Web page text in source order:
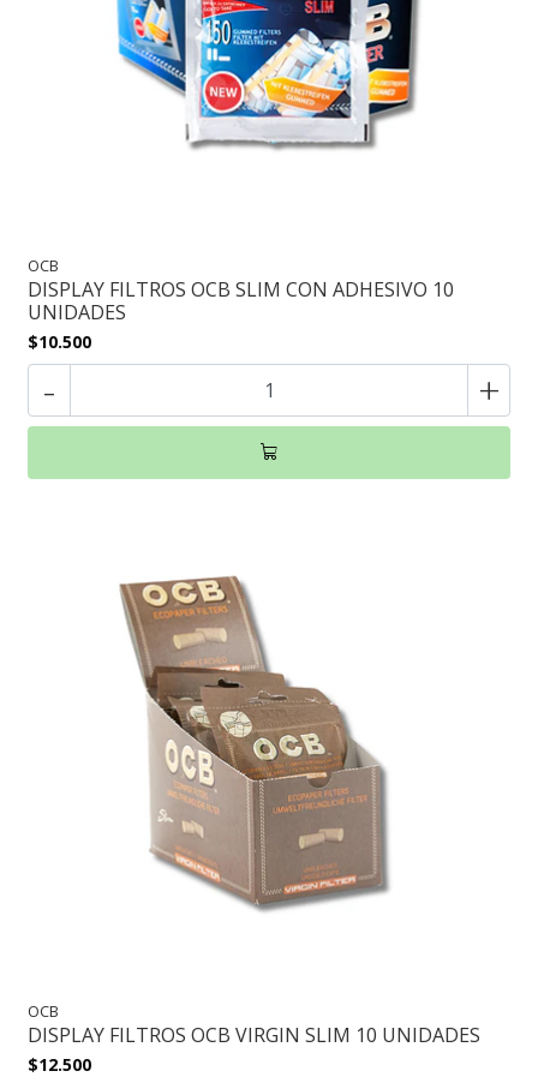
OCB
DISPLAY FILTROS OCB SLIM CON ADHESIVO 10
UNIDADES
$10.500
- +
OCB
DISPLAY FILTROS OCB VIRGIN SLIM 10 UNIDADES
$12.500